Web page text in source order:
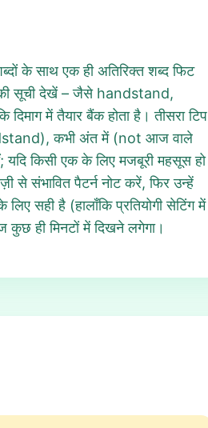
के साथ एक ही अतिरिक्त शब्द फिट
की सूची देखें – जैसे handstand,
में तैयार बैंक होता है। तीसरा टिप
कभी अंत में (not आज वाले
किसी एक के लिए मजबूरी महसूस हो
से संभावित पैटर्न नोट करें, फिर उन्हें
सही है (हालाँकि प्रतियोगी सेटिंग में
ही मिनटों में दिखने लगेगा।